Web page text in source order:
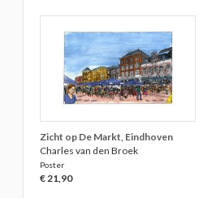
Zicht op De Markt, Eindhoven
Charles van den Broek
Poster
€ 21,90